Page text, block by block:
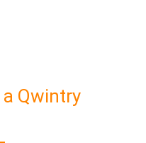
a Qwintry